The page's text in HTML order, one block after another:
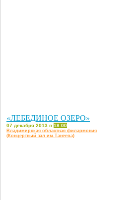
«ЛЕБЕДИНОЕ ОЗЕРО»
07 декабря 2013 в 18:00
Владимирская областная филармония
(Концертный зал им.Танеева)